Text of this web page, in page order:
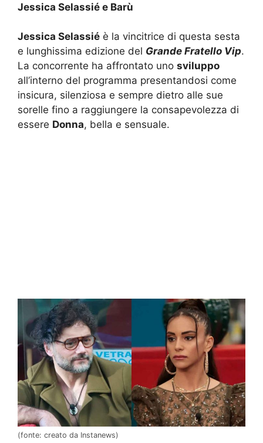
Jessica Selassié e Barù
Jessica Selassié è la vincitrice di questa sesta
e lunghissima edizione del Grande Fratello Vip.
La concorrente ha affrontato uno sviluppo
all’interno del programma presentandosi come
insicura, silenziosa e sempre dietro alle sue
sorelle fino a raggiungere la consapevolezza di
essere Donna, bella e sensuale.
(fonte: creato da Instanews)